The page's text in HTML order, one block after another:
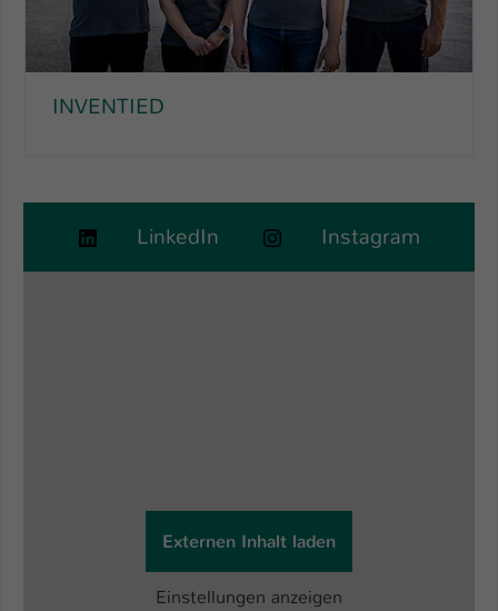
INVENTIED
LinkedIn Instagram
Externen Inhalt laden
Einstellungen anzeigen